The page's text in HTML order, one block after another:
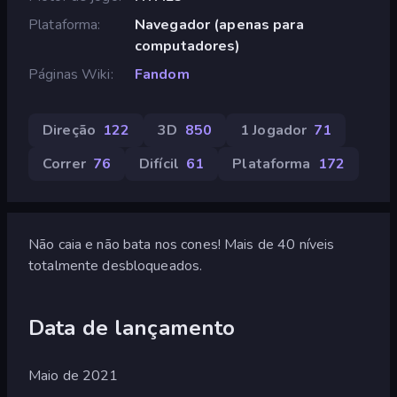
Plataforma
Navegador (apenas para
computadores)
Páginas Wiki
Fandom
Direção 122 3D 850 1 Jogador 71
Correr 76 Difícil 61 Plataforma 172
Não caia e não bata nos cones! Mais de 40 níveis
totalmente desbloqueados.
Data de lançamento
Maio de 2021